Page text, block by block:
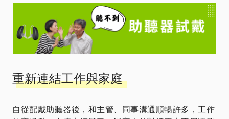
重新連結工作與家庭
自從配戴助聽器後，和主管、同事溝通順暢許多，工作